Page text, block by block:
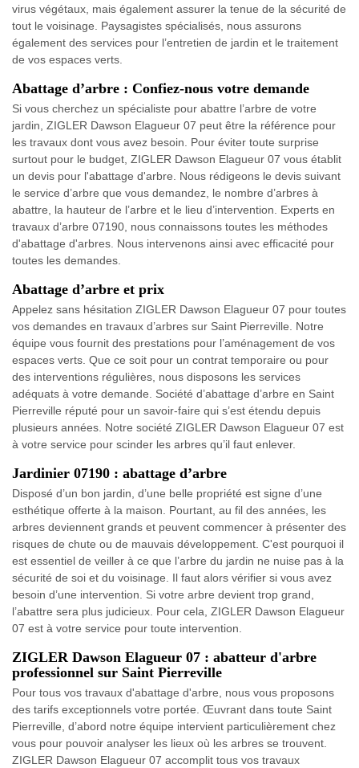
virus végétaux, mais également assurer la tenue de la sécurité de
tout le voisinage. Paysagistes spécialisés, nous assurons
également des services pour l’entretien de jardin et le traitement
de vos espaces verts.
Abattage d’arbre : Confiez-nous votre demande
Si vous cherchez un spécialiste pour abattre l’arbre de votre
jardin, ZIGLER Dawson Elagueur 07 peut être la référence pour
les travaux dont vous avez besoin. Pour éviter toute surprise
surtout pour le budget, ZIGLER Dawson Elagueur 07 vous établit
un devis pour l'abattage d'arbre. Nous rédigeons le devis suivant
le service d’arbre que vous demandez, le nombre d’arbres à
abattre, la hauteur de l’arbre et le lieu d’intervention. Experts en
travaux d’arbre 07190, nous connaissons toutes les méthodes
d'abattage d'arbres. Nous intervenons ainsi avec efficacité pour
toutes les demandes.
Abattage d’arbre et prix
Appelez sans hésitation ZIGLER Dawson Elagueur 07 pour toutes
vos demandes en travaux d’arbres sur Saint Pierreville. Notre
équipe vous fournit des prestations pour l’aménagement de vos
espaces verts. Que ce soit pour un contrat temporaire ou pour
des interventions régulières, nous disposons les services
adéquats à votre demande. Société d’abattage d’arbre en Saint
Pierreville réputé pour un savoir-faire qui s’est étendu depuis
plusieurs années. Notre société ZIGLER Dawson Elagueur 07 est
à votre service pour scinder les arbres qu’il faut enlever.
Jardinier 07190 : abattage d’arbre
Disposé d’un bon jardin, d’une belle propriété est signe d’une
esthétique offerte à la maison. Pourtant, au fil des années, les
arbres deviennent grands et peuvent commencer à présenter des
risques de chute ou de mauvais développement. C'est pourquoi il
est essentiel de veiller à ce que l’arbre du jardin ne nuise pas à la
sécurité de soi et du voisinage. Il faut alors vérifier si vous avez
besoin d’une intervention. Si votre arbre devient trop grand,
l’abattre sera plus judicieux. Pour cela, ZIGLER Dawson Elagueur
07 est à votre service pour toute intervention.
ZIGLER Dawson Elagueur 07 : abatteur d'arbre
professionnel sur Saint Pierreville
Pour tous vos travaux d'abattage d'arbre, nous vous proposons
des tarifs exceptionnels votre portée. Œuvrant dans toute Saint
Pierreville, d’abord notre équipe intervient particulièrement chez
vous pour pouvoir analyser les lieux où les arbres se trouvent.
ZIGLER Dawson Elagueur 07 accomplit tous vos travaux